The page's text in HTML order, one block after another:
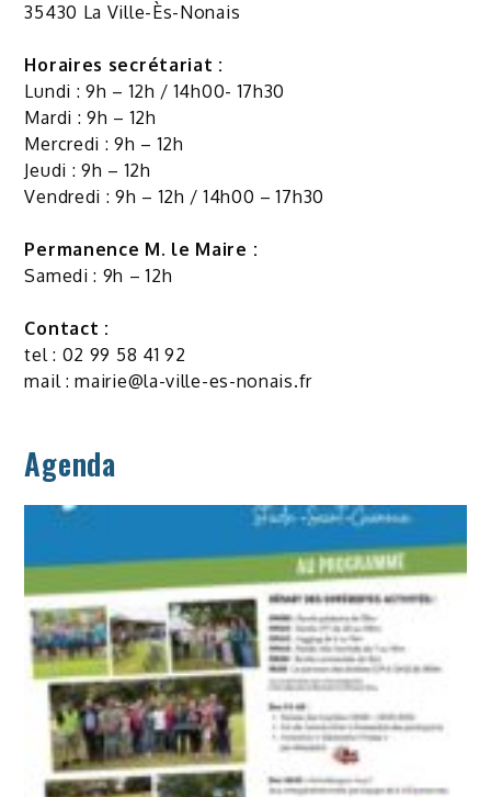
35430 La Ville-Ès-Nonais
Horaires secrétariat :
Lundi : 9h – 12h / 14h00- 17h30
Mardi : 9h – 12h
Mercredi : 9h – 12h
Jeudi : 9h – 12h
Vendredi : 9h – 12h / 14h00 – 17h30
Permanence M. le Maire :
Samedi : 9h – 12h
Contact :
tel : 02 99 58 41 92
mail :mairie@la-ville-es-nonais.fr
Agenda